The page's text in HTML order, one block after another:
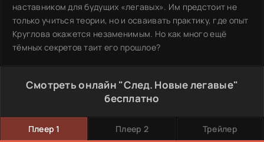
наставником для будущих «легавых». Им предстоит не
только учиться теории, но и осваивать практику, где опыт
Круглова окажется незаменимым. Но как много ещё
тёмных секретов таит его прошлое?
Смотреть онлайн "След. Новые легавые"
бесплатно
Плеер 1 Плеер 2 Трейлер